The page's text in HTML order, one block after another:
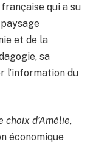
qui a su
et de la
sa
l’information du
choix d’Amélie,
économique